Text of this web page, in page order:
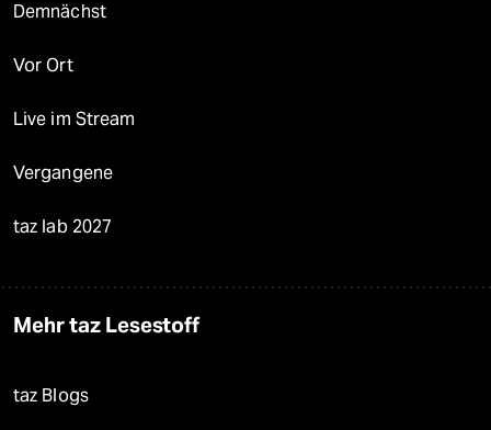
Demnächst
Vor Ort
Live im Stream
Vergangene
taz lab 2027
Mehr taz Lesestoff
taz Blogs